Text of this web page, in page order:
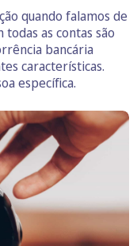
quando falamos de
as contas são
bancária
características.
específica.